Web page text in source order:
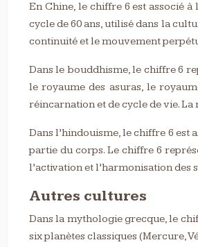
En Chine, le chiffre 6 est associé
cycle de 60 ans, utilisé dans la
continuité et le mouvement
Dans le bouddhisme, le chiffre 6
le royaume des asuras, le
réincarnation et de cycle de vie. La
Dans l’hindouisme, le chiffre 6 est
partie du corps. Le chiffre 6
l’activation et l’harmonisation des
Autres cultures
Dans la mythologie grecque, le
six planètes classiques (Mercure,